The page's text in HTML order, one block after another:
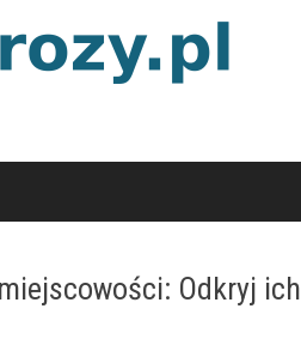
Odkryj ich